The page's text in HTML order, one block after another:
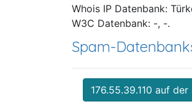
Whois IP Datenbank:
W3C Datenbank: -, -.
Spam-
176.55.39.110 auf